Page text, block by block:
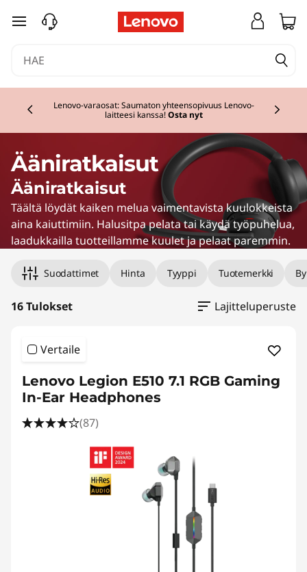
siirry pääsisältöön
Lenovo-varaosat: Saumaton yhteensopivuus Lenovo-
laitteesi kanssa!Osta nyt
Ääniratkaisut
Ääniratkaisut
Täältä löydät kaiken melua vaimentavista kuulokkeista
aina kaiuttimiin. Halusitpa pelata tai käydä työpuhelua,
laadukkailla tuotteillamme kuulet ja pelaat paremmin.
Suodattimet Hinta Tyyppi Tuotemerkki
16 Tulokset Lajitteluperuste
Vertaile
Lenovo Legion E510 7.1 RGB Gaming
In-Ear Headphones
(87)